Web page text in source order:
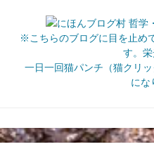
※こちらのブログに目を止め
す。栄
一日一回猫パンチ（猫クリ
にな